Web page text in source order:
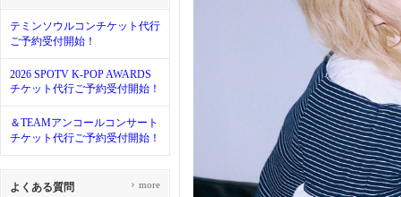
テミンソウルコンチケット代行
ご予約受付開始！
2026 SPOTV K-POP AWARDS
チケット代行ご予約受付開始！
＆TEAMアンコールコンサート
チケット代行ご予約受付開始！
よくある質問 › more